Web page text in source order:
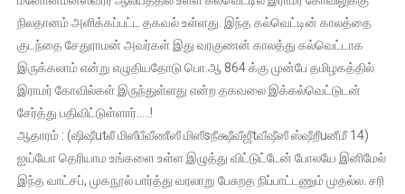
நிலதானம் அளிக்கப்பட்ட தகவல் உள்ளது. இந்த கல்வெட்டின் காலத்தை
குடந்தை சேதுராமன் அவர்கள் இது வரகுணன் காலத்து கல்வெட்டாக
இருக்கலாம் என்று எழுதியதோடு பொ.ஆ 864 க்கு முன்பே தமிழகத்தில்
இராமர் கோவில்கள் இருந்துள்ளது என்ற தகவலை இக்கல்வெட்டுடன்
சேர்த்து பதிவிட்டுள்ளார்…..!
ஆதாரம் : (ஷிஷீutலீ மிஸீபீவீணீஸீ மிஸீsநீக்ஷீவீஜீtவீஷீஸீ ஸ்ஷீறீuனீமீ 14)
ஐய்யோ தெரியாம உங்களை உள்ள இழுத்து விட்டுட்டேன் போலயே இனிமேல்
இந்த வாட்சப், முகநூல் பார்த்து வரலாறு பேசுறத நிப்பாட்டணும் முதல்ல. சரி